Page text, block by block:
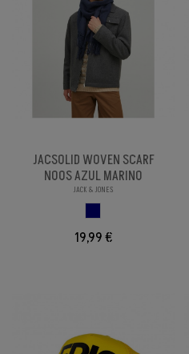
JACSOLID WOVEN SCARF
NOOS AZUL MARINO
JACK & JONES
19,99 €